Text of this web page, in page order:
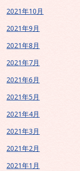
2021年10月
2021年9月
2021年8月
2021年7月
2021年6月
2021年5月
2021年4月
2021年3月
2021年2月
2021年1月